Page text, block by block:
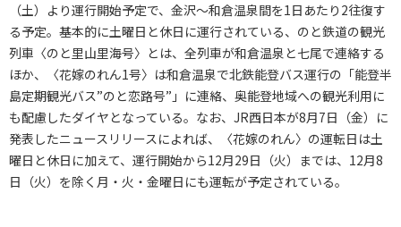
（土）より運行開始予定で、金沢～和倉温泉間を1日あたり2往復す
る予定。基本的に土曜日と休日に運行されている、のと鉄道の観光
列車〈のと里山里海号〉とは、全列車が和倉温泉と七尾で連絡する
ほか、〈花嫁のれん1号〉は和倉温泉で北鉄能登バス運行の「能登半
島定期観光バス”のと恋路号”」に連絡、奥能登地域への観光利用に
も配慮したダイヤとなっている。なお、JR西日本が8月7日（金）に
発表したニュースリリースによれば、〈花嫁のれん〉の運転日は土
曜日と休日に加えて、運行開始から12月29日（火）までは、12月8
日（火）を除く月・火・金曜日にも運転が予定されている。